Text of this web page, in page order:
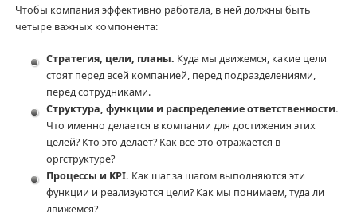
Чтобы компания эффективно работала, в ней должны быть
четыре важных компонента:
Стратегия, цели, планы. Куда мы движемся, какие цели
стоят перед всей компанией, перед подразделениями,
перед сотрудниками.
Структура, функции и распределение ответственности.
Что именно делается в компании для достижения этих
целей? Кто это делает? Как всё это отражается в
оргструктуре?
Процессы и KPI. Как шаг за шагом выполняются эти
функции и реализуются цели? Как мы понимаем, туда ли
движемся?